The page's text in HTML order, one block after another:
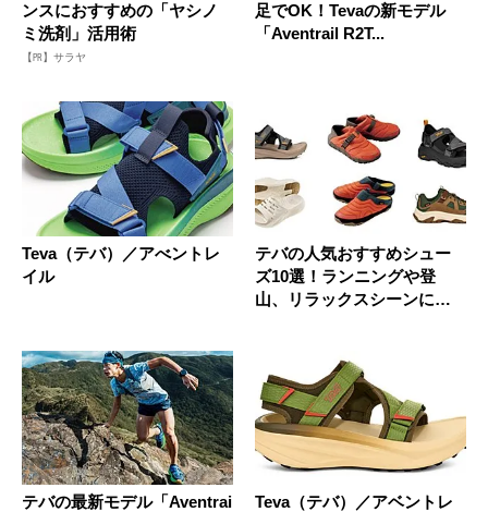
ンスにおすすめの「ヤシノ
ミ洗剤」活用術
【PR】サラヤ
足でOK！Tevaの新モデル
「Aventrail R2T...
Teva（テバ）／アべントレ
イル
テバの人気おすすめシュー
ズ10選！ランニングや登
山、リラックスシーンに
テバの最新モデル「Aventrai
Teva（テバ）／アベントレ